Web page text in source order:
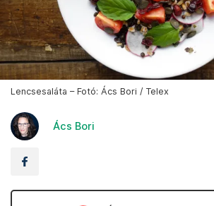
Lencsesaláta – Fotó: Ács Bori / Telex
Ács Bori